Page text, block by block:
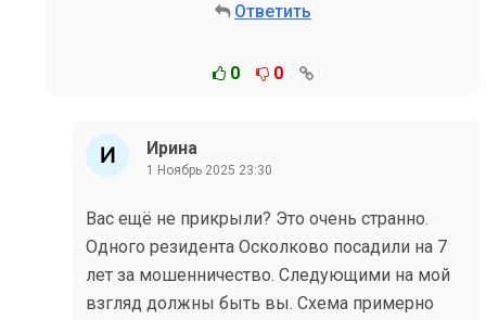
Ответить
0 0
Ирина
1 Ноябрь 2025 23:30
Вас ещё не прикрыли? Это очень странно.
Одного резидента Осколково посадили на 7
лет за мошенничество. Следующими на мой
взгляд должны быть вы. Схема примерно